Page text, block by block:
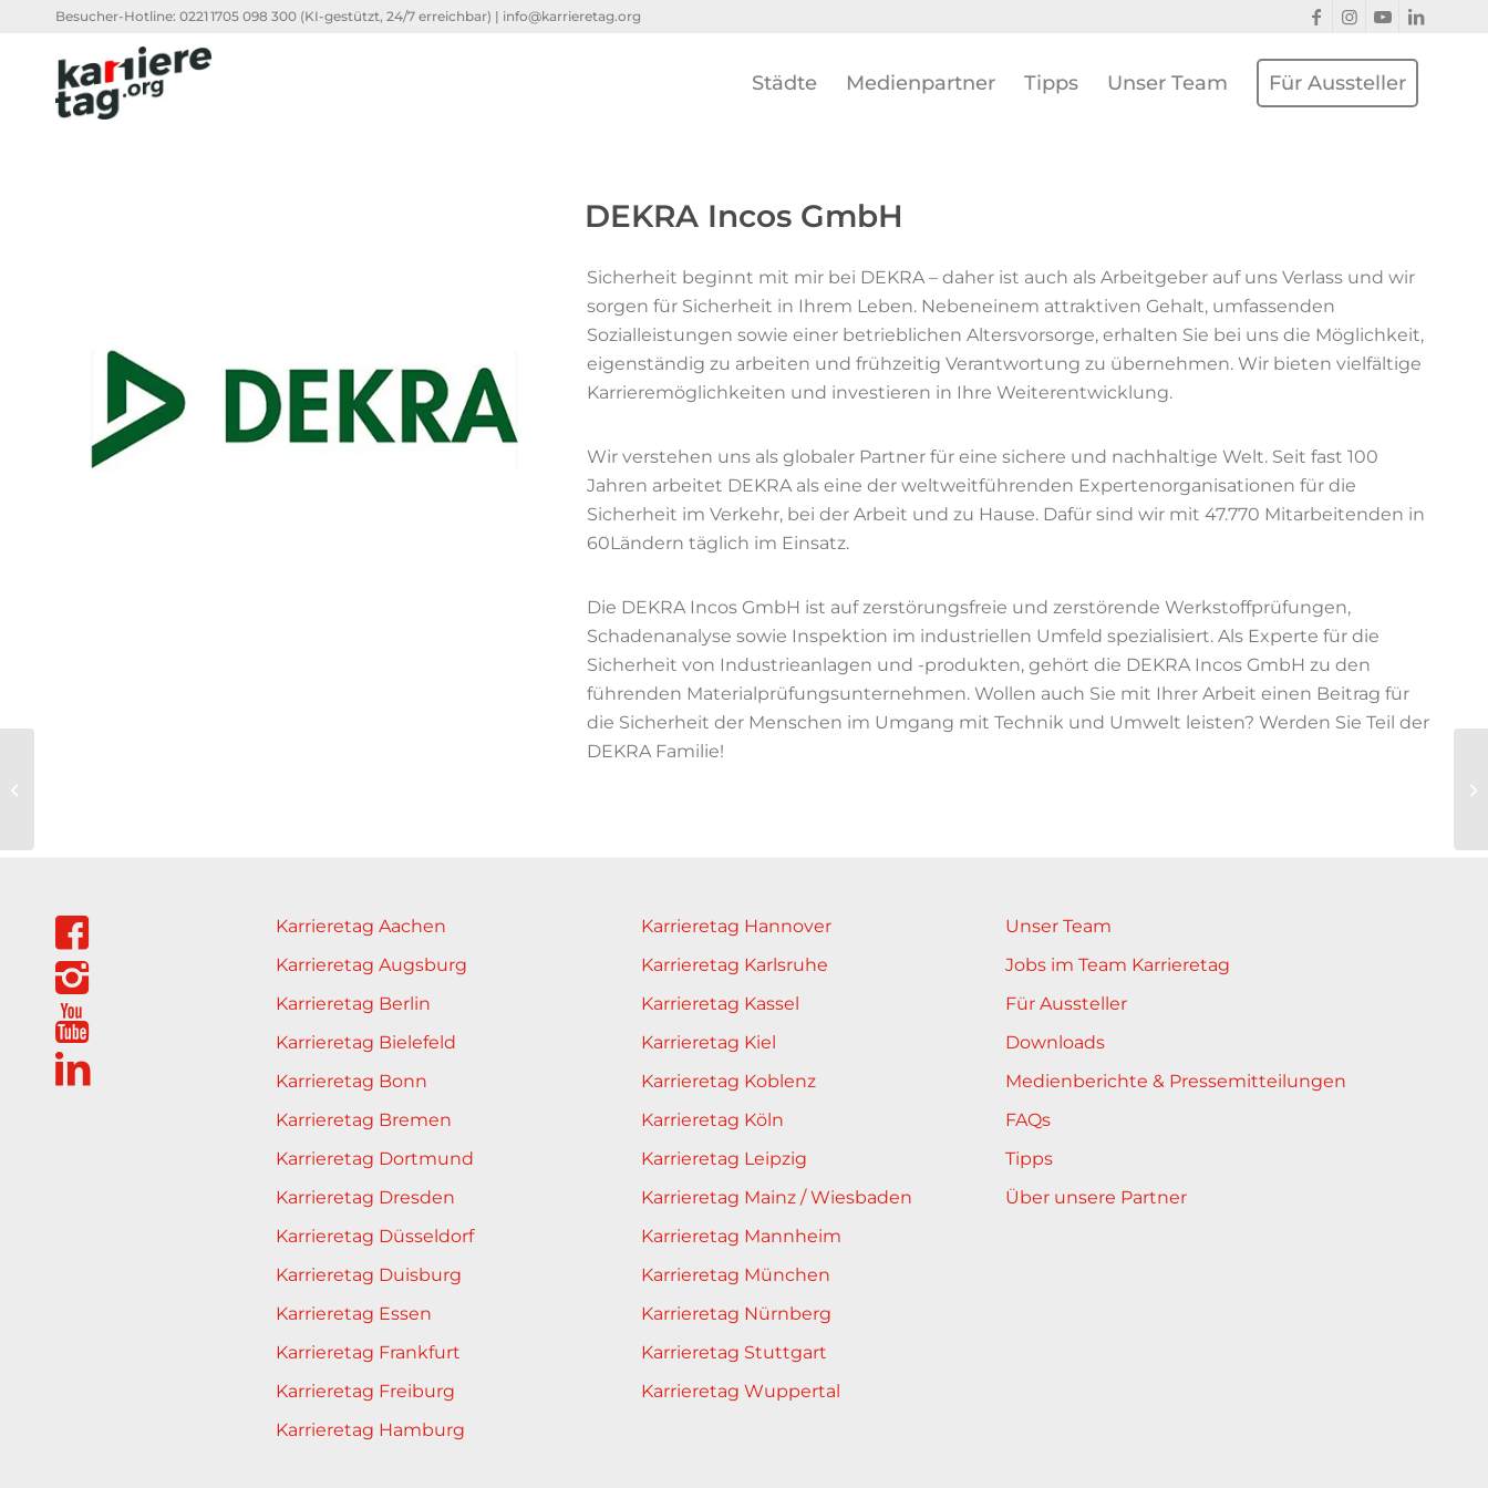
Besucher-Hotline: 0221 1705 098 300 (KI-gestützt, 24/7 erreichbar) | info@karrieretag.org
Städte Medienpartner Tipps Unser Team Für Aussteller
DEKRA Incos GmbH
Sicherheit beginnt mit mir bei DEKRA – daher ist auch als Arbeitgeber auf uns Verlass und wir
sorgen für Sicherheit in Ihrem Leben. Nebeneinem attraktiven Gehalt, umfassenden
Sozialleistungen sowie einer betrieblichen Altersvorsorge, erhalten Sie bei uns die Möglichkeit,
eigenständig zu arbeiten und frühzeitig Verantwortung zu übernehmen. Wir bieten vielfältige
Karrieremöglichkeiten und investieren in Ihre Weiterentwicklung.
Wir verstehen uns als globaler Partner für eine sichere und nachhaltige Welt. Seit fast 100
Jahren arbeitet DEKRA als eine der weltweitführenden Expertenorganisationen für die
Sicherheit im Verkehr, bei der Arbeit und zu Hause. Dafür sind wir mit 47.770 Mitarbeitenden in
60Ländern täglich im Einsatz.
Die DEKRA Incos GmbH ist auf zerstörungsfreie und zerstörende Werkstoffprüfungen,
Schadenanalyse sowie Inspektion im industriellen Umfeld spezialisiert. Als Experte für die
Sicherheit von Industrieanlagen und -produkten, gehört die DEKRA Incos GmbH zu den
führenden Materialprüfungsunternehmen. Wollen auch Sie mit Ihrer Arbeit einen Beitrag für
die Sicherheit der Menschen im Umgang mit Technik und Umwelt leisten? Werden Sie Teil der
DEKRA Familie!
Karrieretag Aachen
Karrieretag Augsburg
Karrieretag Berlin
Karrieretag Bielefeld
Karrieretag Bonn
Karrieretag Bremen
Karrieretag Dortmund
Karrieretag Dresden
Karrieretag Düsseldorf
Karrieretag Duisburg
Karrieretag Essen
Karrieretag Frankfurt
Karrieretag Freiburg
Karrieretag Hamburg
Karrieretag Hannover
Karrieretag Karlsruhe
Karrieretag Kassel
Karrieretag Kiel
Karrieretag Koblenz
Karrieretag Köln
Karrieretag Leipzig
Karrieretag Mainz / Wiesbaden
Karrieretag Mannheim
Karrieretag München
Karrieretag Nürnberg
Karrieretag Stuttgart
Karrieretag Wuppertal
Unser Team
Jobs im Team Karrieretag
Für Aussteller
Downloads
Medienberichte & Pressemitteilungen
FAQs
Tipps
Über unsere Partner